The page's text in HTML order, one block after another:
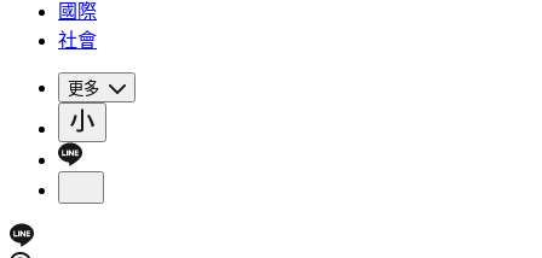
國際
社會
更多